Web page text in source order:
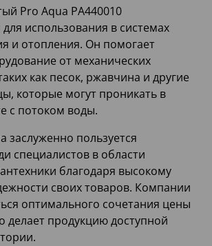
Pro Aqua PA440010
использования в системах
и отопления. Он помогает
от механических
как песок, ржавчина и другие
которые могут проникать в
с потоком воды.
заслуженно пользуется
специалистов в области
благодаря высокому
своих товаров. Компании
оптимального сочетания цены
делает продукцию доступной